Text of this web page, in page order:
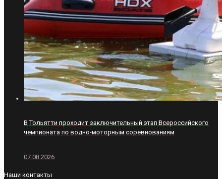
В Тольятти проходит заключительный этап Всероссийского
чемпионата по водно-моторным соревнованиям
07.08.2026
Наши контакты